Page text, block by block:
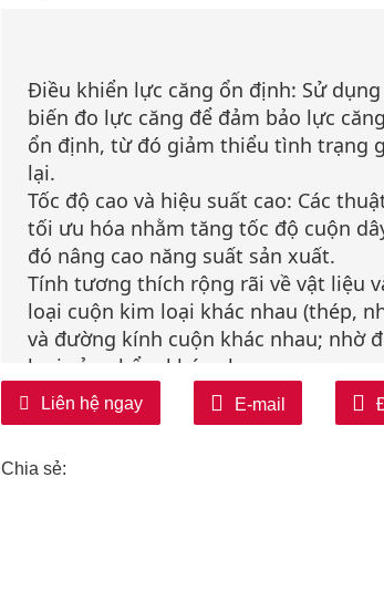
Điều khiển lực căng ổn định: Sử
biến đo lực căng để đảm bảo lực
ổn định, từ đó giảm thiểu tình trạng
lại.
Tốc độ cao và hiệu suất cao: Các
tối ưu hóa nhằm tăng tốc độ cuộn
đó nâng cao năng suất sản xuất.
Tính tương thích rộng rãi về vật liệu
loại cuộn kim loại khác nhau (thép,
và đường kính cuộn khác nhau; nhờ
loại sản phẩm khác nhau.
Định vị và trung tâm hóa chính xác:
dây và hướng dẫn các cạnh cuộn
dây.
Liên hệ ngay E-mail
Chia sẻ: